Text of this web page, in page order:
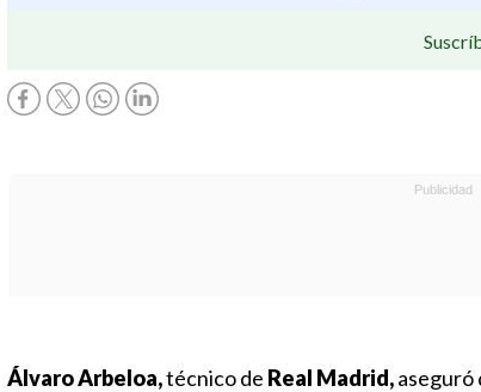
Álvaro Arbeloa,técnico de Real Madrid,aseguró